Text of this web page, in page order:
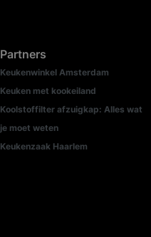
Partners
Keukenwinkel Amsterdam
Keuken met kookeiland
Koolstoffilter afzuigkap: Alles wat
je moet weten
Keukenzaak Haarlem